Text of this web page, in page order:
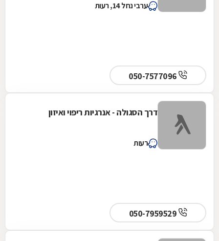
ערבי נחל 14, רעות
דרך הסגולה - אנרגיות ריפוי ואיזון
רעות